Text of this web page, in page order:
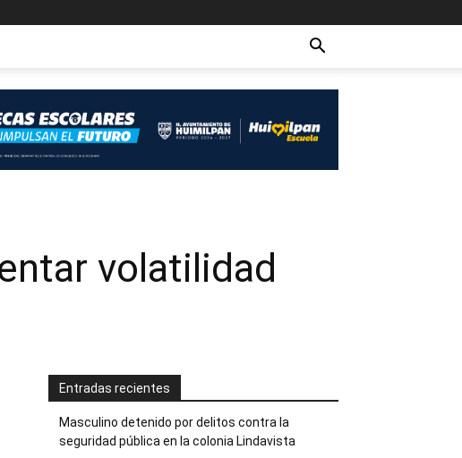
volatilidad
Entradas recientes
Masculino detenido por delitos contra la
seguridad pública en la colonia Lindavista